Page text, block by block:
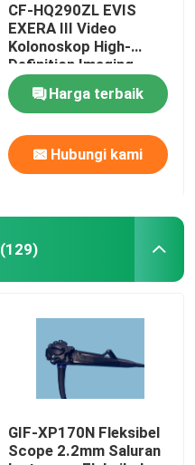
CF-HQ290ZL EVIS
EXERA III Video
Kolonoskop High-
Definition Imaging
Waterproof And
DurableHarga terbaik
Hubungi kami
(129)
GIF-XP170N Fleksibel
Scope 2.2mm Saluran